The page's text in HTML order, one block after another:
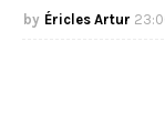
Éricles Artur